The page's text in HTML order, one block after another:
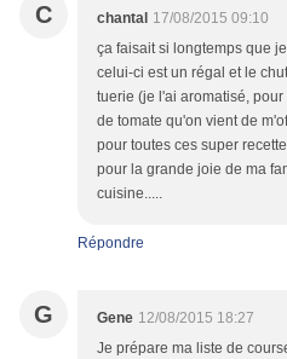
C chantal 17/08/2015 09:10
ça faisait si longtemps que
celui-ci est un régal et le
tuerie (je l'ai aromatisé,
de tomate qu'on vient de
pour toutes ces super
pour la grande joie de ma
cuisine.....
Répondre
G Gene 12/08/2015 18:27
Je prépare ma liste de